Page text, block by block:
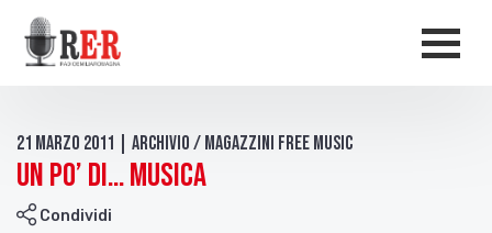
Salta al contenuto principale
21 Marzo 2011 | Archivio / Magazzini free music
Un po’ di… musica
Condividi